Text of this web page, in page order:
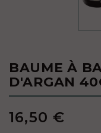
BAUME À
D'ARGAN
16,50 €